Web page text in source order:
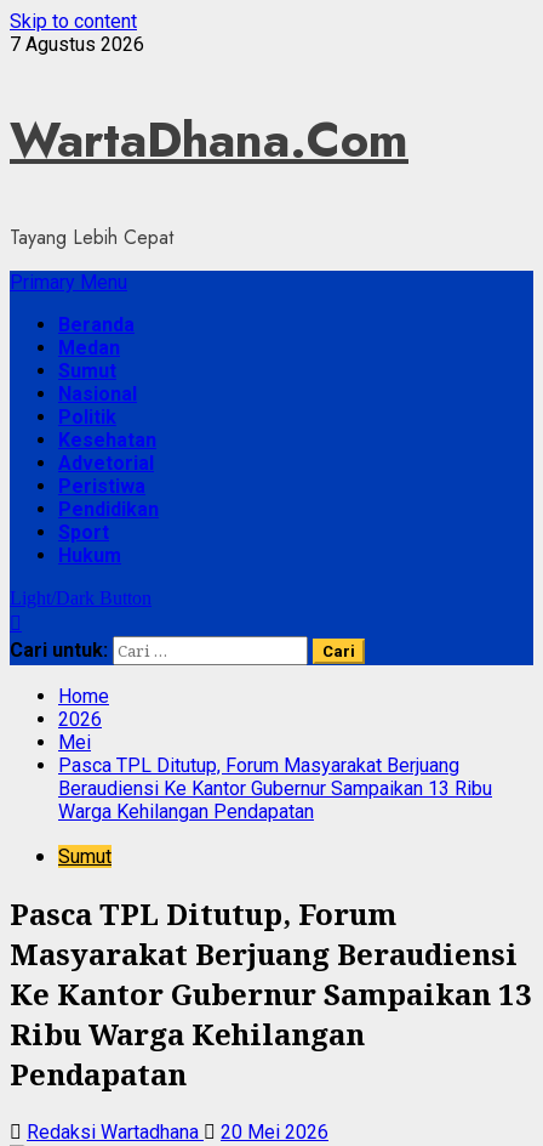
Skip to content
7 Agustus 2026
WartaDhana.Com
Tayang Lebih Cepat
Primary Menu
Beranda
Medan
Sumut
Nasional
Politik
Kesehatan
Advetorial
Peristiwa
Pendidikan
Sport
Hukum
Light/Dark Button
Cari untuk:
Home
2026
Mei
Pasca TPL Ditutup, Forum Masyarakat Berjuang
Beraudiensi Ke Kantor Gubernur Sampaikan 13 Ribu
Warga Kehilangan Pendapatan
Sumut
Pasca TPL Ditutup, Forum
Masyarakat Berjuang Beraudiensi
Ke Kantor Gubernur Sampaikan 13
Ribu Warga Kehilangan
Pendapatan
Redaksi Wartadhana 20 Mei 2026